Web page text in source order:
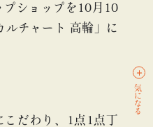
blog
プショップを10月10
ルチャート 高輪」に
こだわり、1点1点丁
気になる